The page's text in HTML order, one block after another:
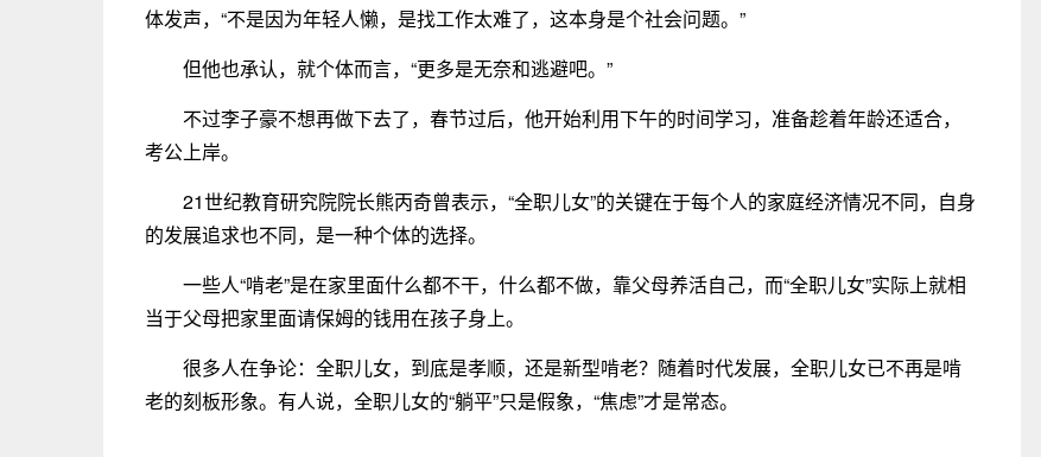
体发声，“不是因为年轻人懒，是找工作太难了，这本身是个社会问题。”
但他也承认，就个体而言，“更多是无奈和逃避吧。”
不过李子豪不想再做下去了，春节过后，他开始利用下午的时间学习，准备趁着年龄还适合，
考公上岸。
21世纪教育研究院院长熊丙奇曾表示，“全职儿女”的关键在于每个人的家庭经济情况不同，自身
的发展追求也不同，是一种个体的选择。
一些人“啃老”是在家里面什么都不干，什么都不做，靠父母养活自己，而“全职儿女”实际上就相
当于父母把家里面请保姆的钱用在孩子身上。
很多人在争论：全职儿女，到底是孝顺，还是新型啃老？随着时代发展，全职儿女已不再是啃
老的刻板形象。有人说，全职儿女的“躺平”只是假象，“焦虑”才是常态。